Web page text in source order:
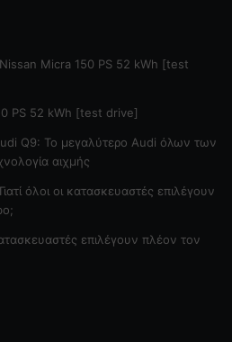
Nissan Micra 150 PS 52 kWh [test
PS 52 kWh [test drive]
Q9: Το μεγαλύτερο Audi όλων των
αιχμής
Γιατί όλοι οι κατασκευαστές επιλέγουν
επιλέγουν πλέον τον